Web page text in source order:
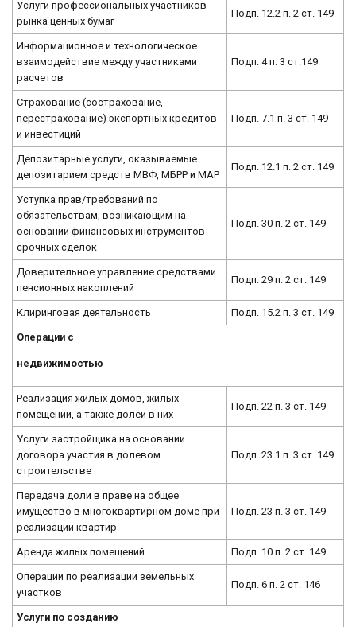
Услуги профессиональных участников
рынка ценных бумаг
Подп. 12.2 п. 2 ст. 149
Информационное и технологическое
взаимодействие между участниками
расчетов
Подп. 4 п. 3 ст.149
Страхование (сострахование,
перестрахование) экспортных кредитов
и инвестиций
Подп. 7.1 п. 3 ст. 149
Депозитарные услуги, оказываемые
депозитарием средств МВФ, МБРР и МАР
Подп. 12.1 п. 2 ст. 149
Уступка прав/требований по
обязательствам, возникающим на
основании финансовых инструментов
срочных сделок
Подп. 30 п. 2 ст. 149
Доверительное управление средствами
пенсионных накоплений
Подп. 29 п. 2 ст. 149
Клиринговая деятельность Подп. 15.2 п. 3 ст. 149
Операции с
недвижимостью
Реализация жилых домов, жилых
помещений, а также долей в них
Подп. 22 п. 3 ст. 149
Услуги застройщика на основании
договора участия в долевом
строительстве
Подп. 23.1 п. 3 ст. 149
Передача доли в праве на общее
имущество в многоквартирном доме при
реализации квартир
Подп. 23 п. 3 ст. 149
Аренда жилых помещений Подп. 10 п. 2 ст. 149
Операции по реализации земельных
участков
Подп. 6 п. 2 ст. 146
Услуги по созданию